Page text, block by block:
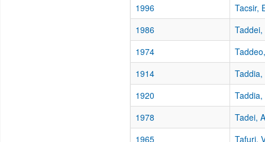
1996
Tacsir,
1986
1974
1914
1920
1978
Tadei,
1965
Tafuri,